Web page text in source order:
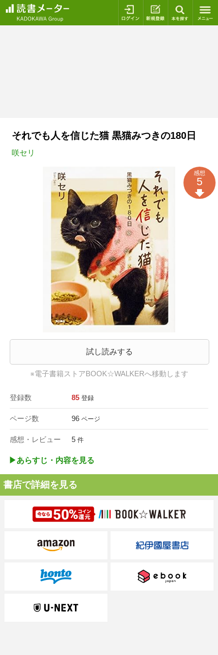
ログイン 新規登録
それでも人を信じた猫 黒猫みつきの180日
咲セリ
試し読みする
※電子書籍ストアBOOK☆WALKERへ移動します
登録数 85 登録
ページ数 96 ページ
感想・レビュー 5 件
感想
5
▶︎あらすじ・内容を見る
書店で詳細を見る